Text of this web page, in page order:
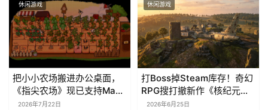
休闲游戏
把小小农场搬进办公桌面，
《指尖农场》现已支持Mac
系统！
2026年7月22日
休闲游戏
打Boss掉Steam库存！奇幻
RPG搜打撤新作《核纪元》
正式上线Steam：武器属性
2026年6月25日